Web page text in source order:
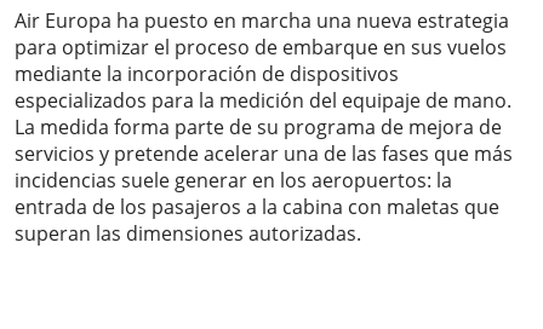
Air Europa ha puesto en marcha una nueva estrategia
para optimizar el proceso de embarque en sus vuelos
mediante la incorporación de dispositivos
especializados para la medición del equipaje de mano.
La medida forma parte de su programa de mejora de
servicios y pretende acelerar una de las fases que más
incidencias suele generar en los aeropuertos: la
entrada de los pasajeros a la cabina con maletas que
superan las dimensiones autorizadas.